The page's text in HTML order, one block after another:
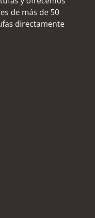
de más de 50
directamente